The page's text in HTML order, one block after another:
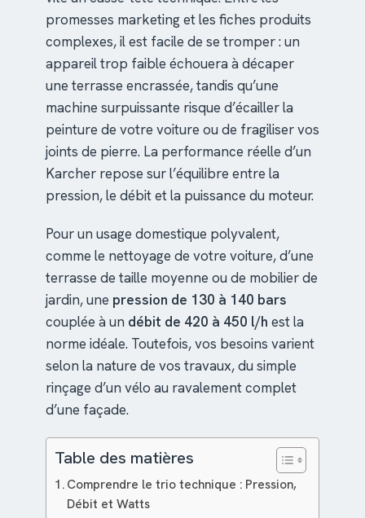
promesses marketing et les fiches produits
complexes, il est facile de se tromper : un
appareil trop faible échouera à décaper
une terrasse encrassée, tandis qu’une
machine surpuissante risque d’écailler la
peinture de votre voiture ou de fragiliser vos
joints de pierre. La performance réelle d’un
Karcher repose sur l’équilibre entre la
pression, le débit et la puissance du moteur.
Pour un usage domestique polyvalent,
comme le nettoyage de votre voiture, d’une
terrasse de taille moyenne ou de mobilier de
jardin, une pression de 130 à 140 bars
couplée à un débit de 420 à 450 l/h est la
norme idéale. Toutefois, vos besoins varient
selon la nature de vos travaux, du simple
rinçage d’un vélo au ravalement complet
d’une façade.
Table des matières
Comprendre le trio technique : Pression,
Débit et Watts